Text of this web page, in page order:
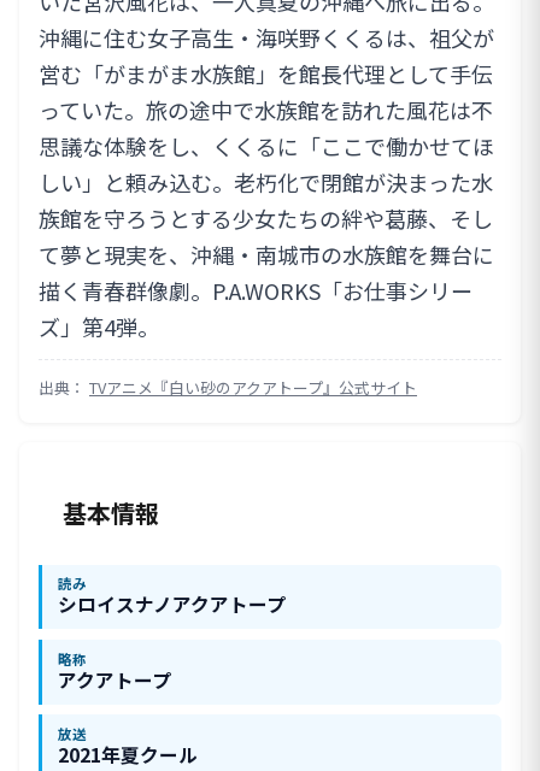
沖縄に住む女子高生・海咲野くくるは、祖父が
営む「がまがま水族館」を館長代理として手伝
っていた。旅の途中で水族館を訪れた風花は不
思議な体験をし、くくるに「ここで働かせてほ
しい」と頼み込む。老朽化で閉館が決まった水
族館を守ろうとする少女たちの絆や葛藤、そし
て夢と現実を、沖縄・南城市の水族館を舞台に
描く青春群像劇。P.A.WORKS「お仕事シリー
ズ」第4弾。
出典： TVアニメ『白い砂のアクアトープ』公式サイト
基本情報
読み
シロイスナノアクアトープ
略称
アクアトープ
放送
2021年夏クール